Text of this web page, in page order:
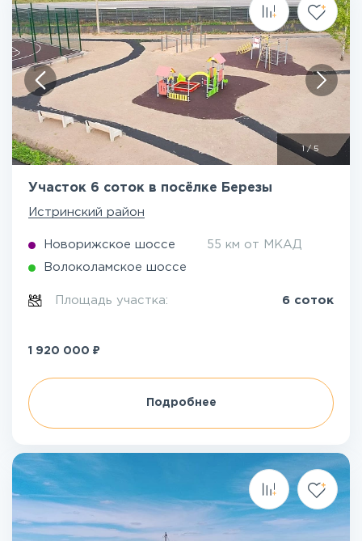
/5
Участок 6 соток в посёлке Березы
Истринский район
Новорижское шоссе 55 км от МКАД
Волоколамское шоссе
Площадь участка: 6 соток
1 920 000 ₽
Подробнее